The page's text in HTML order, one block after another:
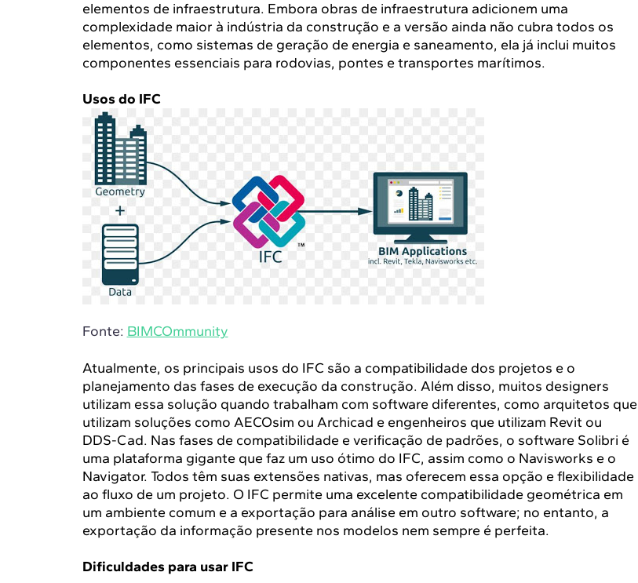
elementos de infraestrutura. Embora obras de infraestrutura adicionem uma
complexidade maior à indústria da construção e a versão ainda não cubra todos os
elementos, como sistemas de geração de energia e saneamento, ela já inclui muitos
componentes essenciais para rodovias, pontes e transportes marítimos.
Usos do IFC
Fonte: BIMCOmmunity
Atualmente, os principais usos do IFC são a compatibilidade dos projetos e o
planejamento das fases de execução da construção. Além disso, muitos designers
utilizam essa solução quando trabalham com software diferentes, como arquitetos que
utilizam soluções como AECOsim ou Archicad e engenheiros que utilizam Revit ou
DDS-Cad. Nas fases de compatibilidade e verificação de padrões, o software Solibri é
uma plataforma gigante que faz um uso ótimo do IFC, assim como o Navisworks e o
Navigator. Todos têm suas extensões nativas, mas oferecem essa opção e flexibilidade
ao fluxo de um projeto. O IFC permite uma excelente compatibilidade geométrica em
um ambiente comum e a exportação para análise em outro software; no entanto, a
exportação da informação presente nos modelos nem sempre é perfeita.
Dificuldades para usar IFC